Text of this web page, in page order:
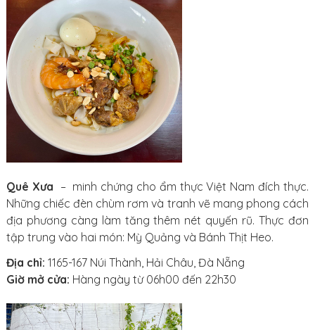
Quê Xưa – minh chứng cho ẩm thực Việt Nam đích thực.
Những chiếc đèn chùm rơm và tranh vẽ mang phong cách
địa phương càng làm tăng thêm nét quyến rũ. Thực đơn
tập trung vào hai món: Mỳ Quảng và Bánh Thịt Heo.
Địa chỉ: 1165-167 Núi Thành, Hải Châu, Đà Nẵng
Giờ mở cửa: Hàng ngày từ 06h00 đến 22h30